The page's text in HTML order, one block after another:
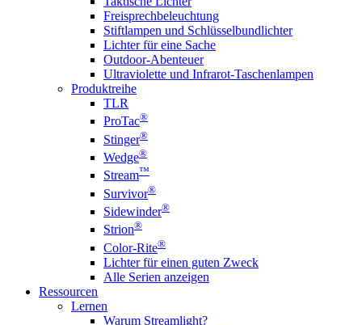
Freisprechbeleuchtung
Stiftlampen und Schlüsselbundlichter
Lichter für eine Sache
Outdoor-Abenteuer
Ultraviolette und Infrarot-Taschenlampen
Produktreihe
TLR
ProTac®
Stinger®
Wedge®
Stream™
Survivor®
Sidewinder®
Strion®
Color-Rite®
Lichter für einen guten Zweck
Alle Serien anzeigen
Ressourcen
Lernen
Warum Streamlight?